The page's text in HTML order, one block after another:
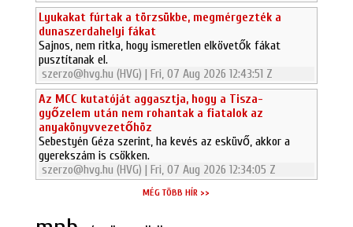
Lyukakat fúrtak a törzsükbe, megmérgezték a
dunaszerdahelyi fákat
Sajnos, nem ritka, hogy ismeretlen elkövetők fákat
pusztítanak el.
szerzo@hvg.hu (HVG) | Fri, 07 Aug 2026 12:43:51 Z
Az MCC kutatóját aggasztja, hogy a Tisza-
győzelem után nem rohantak a fiatalok az
anyakönyvvezetőhöz
Sebestyén Géza szerint, ha kevés az esküvő, akkor a
gyerekszám is csökken.
szerzo@hvg.hu (HVG) | Fri, 07 Aug 2026 12:34:05 Z
MÉG TÖBB HÍR >>